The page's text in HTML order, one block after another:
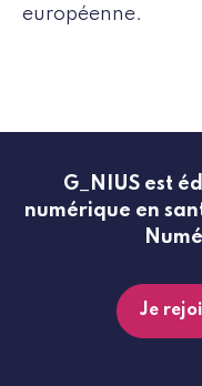
européenne.
G_NIUS est
numérique en
Je